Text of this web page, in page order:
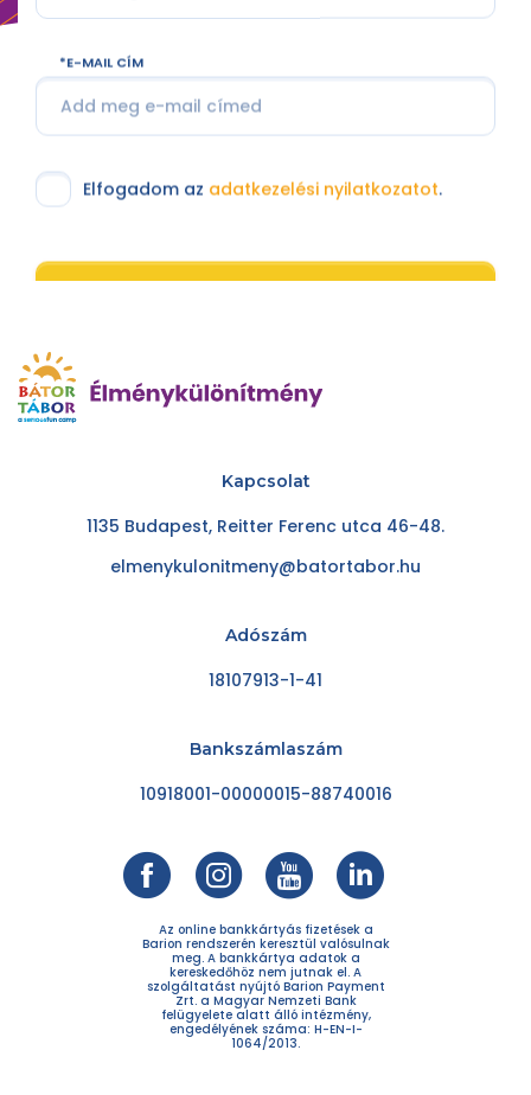
E-MAIL CÍM
Elfogadom az adatkezelési nyilatkozatot.
Kapcsolat
1135 Budapest, Reitter Ferenc utca 46-48.
elmenykulonitmeny@batortabor.hu
Adószám
18107913-1-41
Bankszámlaszám
10918001-00000015-88740016
Az online bankkártyás fizetések a
Barion rendszerén keresztül valósulnak
meg. A bankkártya adatok a
kereskedőhöz nem jutnak el. A
szolgáltatást nyújtó Barion Payment
Zrt. a Magyar Nemzeti Bank
felügyelete alatt álló intézmény,
engedélyének száma: H-EN-I-
1064/2013.